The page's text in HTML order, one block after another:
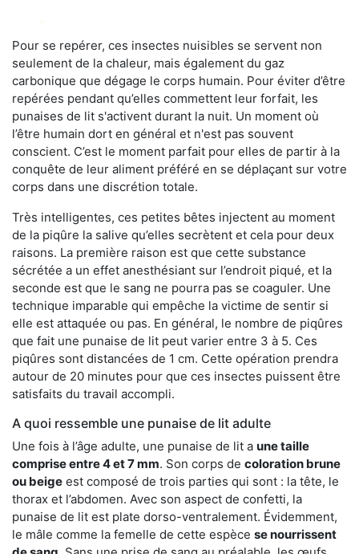
Pour se repérer, ces insectes nuisibles se servent non
seulement de la chaleur, mais également du gaz
carbonique que dégage le corps humain. Pour éviter d’être
repérées pendant qu’elles commettent leur forfait, les
punaises de lit s'activent durant la nuit. Un moment où
l’être humain dort en général et n'est pas souvent
conscient. C’est le moment parfait pour elles de partir à la
conquête de leur aliment préféré en se déplaçant sur votre
corps dans une discrétion totale.
Très intelligentes, ces petites bêtes injectent au moment
de la piqûre la salive qu’elles secrètent et cela pour deux
raisons. La première raison est que cette substance
sécrétée a un effet anesthésiant sur l’endroit piqué, et la
seconde est que le sang ne pourra pas se coaguler. Une
technique imparable qui empêche la victime de sentir si
elle est attaquée ou pas. En général, le nombre de piqûres
que fait une punaise de lit peut varier entre 3 à 5. Ces
piqûres sont distancées de 1 cm. Cette opération prendra
autour de 20 minutes pour que ces insectes puissent être
satisfaits du travail accompli.
A quoi ressemble une punaise de lit adulte
Une fois à l’âge adulte, une punaise de lit a une taille
comprise entre 4 et 7 mm. Son corps de coloration brune
ou beige est composé de trois parties qui sont : la tête, le
thorax et l’abdomen. Avec son aspect de confetti, la
punaise de lit est plate dorso-ventralement. Évidemment,
le mâle comme la femelle de cette espèce se nourrissent